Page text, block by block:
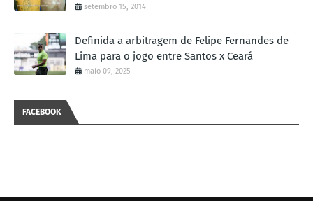
setembro 15, 2014
Definida a arbitragem de Felipe Fernandes de
Lima para o jogo entre Santos x Ceará
maio 09, 2025
FACEBOOK